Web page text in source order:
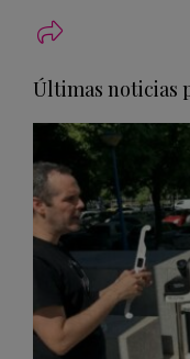
Últimas noticias